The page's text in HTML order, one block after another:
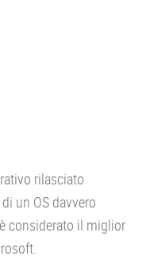
rilasciato
un OS davvero
considerato il miglior